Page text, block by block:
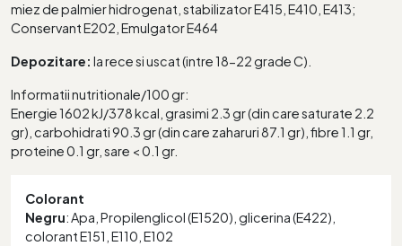
miez de palmier hidrogenat, stabilizator E415, E410, E413;
Conservant E202, Emulgator E464
Depozitare: la rece si uscat (intre 18-22 grade C).
Informatii nutritionale/100 gr:
Energie 1602 kJ/378 kcal, grasimi 2.3 gr (din care saturate 2.2
gr), carbohidrati 90.3 gr (din care zaharuri 87.1 gr), fibre 1.1 gr,
proteine 0.1 gr, sare < 0.1 gr.
Colorant
Negru: Apa, Propilenglicol (E1520), glicerina (E422),
colorant E151, E110, E102